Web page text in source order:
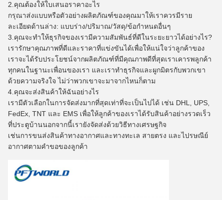
2. คุณต้องให้ใบเสนอราคาอะไร
กรุณาส่งแบบหรือตัวอย่างผลิตภัณฑ์ของคุณมาให้เราควรมีราย
ละเอียดด้านล่าง: แบบร่าง/ปริมาณ/วัสดุ/ข้อกำหนดอื่นๆ
3. คุณจะทำให้ธุรกิจของเรามีความสัมพันธ์ที่ดีในระยะยาวได้อย่างไร?
เรารักษาคุณภาพที่ดีและราคาที่แข่งขันได้เพื่อให้แน่ใจว่าลูกค้าของ
เราจะได้รับประโยชน์จากผลิตภัณฑ์ที่มีคุณภาพดีที่สุดเราเคารพลูกค้า
ทุกคนในฐานะเพื่อนของเรา และเราทำธุรกิจและผูกมิตรกับพวกเขา
ด้วยความจริงใจ ไม่ว่าพวกเขาจะมาจากไหนก็ตาม
4. คุณจะส่งสินค้าให้ฉันอย่างไร
เรามีตัวเลือกในการจัดส่งมากที่สุดเท่าที่จะเป็นไปได้ เช่น DHL, UPS,
FedEx, TNT และ EMS เพื่อให้ลูกค้าของเราได้รับสินค้าอย่างรวดเร็ว
ที่ประตูบ้านนอกจากนี้เรายังจัดส่งด้วยวิธีทางเศรษฐกิจ
เช่นการขนส่งสินค้าทางอากาศและทางทะเล สายตรง และไปรษณีย์
อากาศตามคำขอของลูกค้า